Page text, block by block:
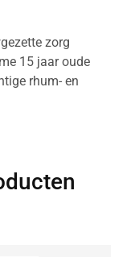
zorg
15 jaar oude
rhum- en